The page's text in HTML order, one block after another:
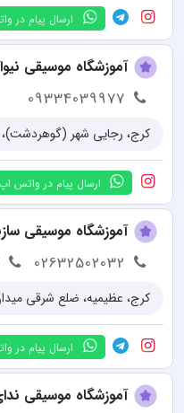
ارسال پیام در
آموزشگاه موسیقی
09334039977
ارسال پیام در واتس اپ
آموزشگاه موسیقی
02632502032
ارسال پیام در
آموزشگاه موسیقی